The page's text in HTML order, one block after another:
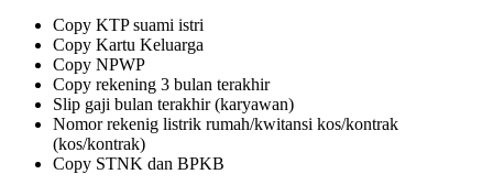
Copy KTP suami istri
Copy Kartu Keluarga
Copy NPWP
Copy rekening 3 bulan terakhir
Slip gaji bulan terakhir (karyawan)
Nomor rekenig listrik rumah/kwitansi kos/kontrak
(kos/kontrak)
Copy STNK dan BPKB